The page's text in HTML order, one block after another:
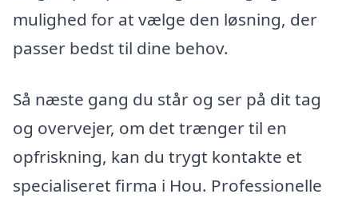
mulighed for at vælge den løsning, der
passer bedst til dine behov.
Så næste gang du står og ser på dit tag
og overvejer, om det trænger til en
opfriskning, kan du trygt kontakte et
specialiseret firma i Hou. Professionelle